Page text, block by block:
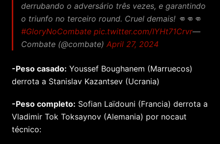
derrubando o adversário três vezes, e garantindo
o triunfo no terceiro round. Cruel demais! 👊👊👊
#GloryNoCombate pic.twitter.com/IYHt71Crvr—
Combate (@combate) April 27, 2024
-Peso casado: Youssef Boughanem (Marruecos)
derrota a Stanislav Kazantsev (Ucrania)
-Peso completo: Sofian Laïdouni (Francia) derrota a
Vladimir Tok Toksaynov (Alemania) por nocaut
técnico: